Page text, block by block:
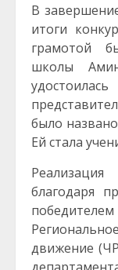
В
итоги
грамотой
школы
было
Ей стала
благодаря
движение